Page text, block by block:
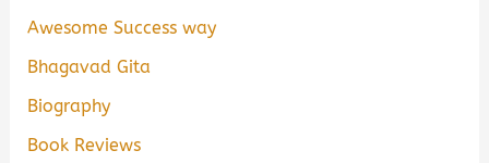
Awesome Success way
Bhagavad Gita
Biography
Book Reviews